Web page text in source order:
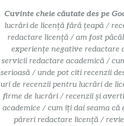
Cuvinte cheie căutate des pe
lucrări de licență fără țeapă /
redactare licență / am fost
experiențe negative redactare
servicii redactare academică /
serioasă / unde pot citi recenzii
uri de recenzii pentru lucrări de
firme de lucrări / recenzii și
academice / cum îți dai seama
păreri redactare licență /